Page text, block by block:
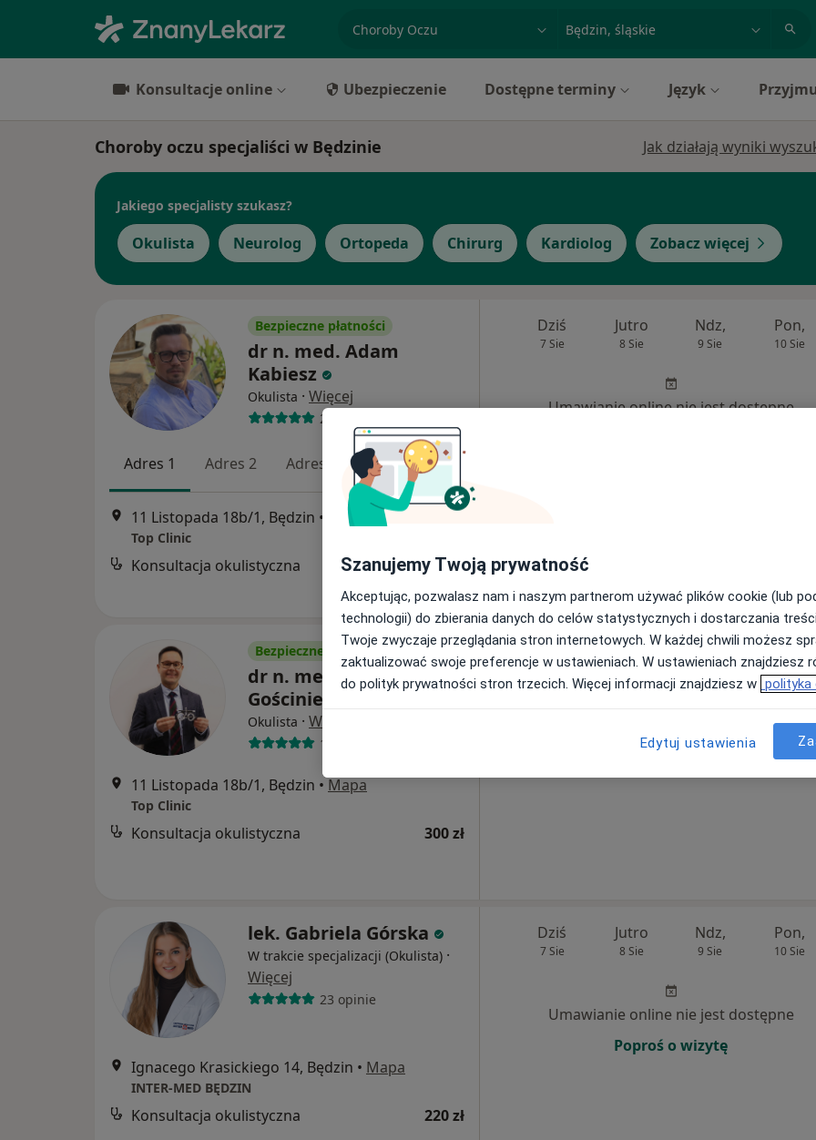
miasto lub dzielnica
Konsultacje online Ubezpieczenie Dostępne terminy Język
Choroby oczu specjaliści w Będzinie Jak działają wyniki
Jakiego specjalisty szukasz?
Okulista Neurolog Ortopeda Chirurg Kardiolog Zobacz więcej
Bezpieczne płatności
dr n. med. Adam
Kabiesz
Okulista · Więcej
29 opinii
Adres 1 Adres 2 Adres 3
11 Listopada 18b/1, Będzin • Mapa
Top Clinic
Konsultacja okulistyczna 300 zł
Dziś
7 Sie
Jutro
8 Sie
Ndz,
9 Sie
Pon,
10 Sie
Umawianie online nie jest dostępne
Bezpieczne płatności
dr n. med. Piotr
Gościniewicz
Okulista · Więcej
106 opinii
11 Listopada 18b/1, Będzin • Mapa
Top Clinic
Konsultacja okulistyczna 300 zł
Dziś
7 Sie
Jutro
8 Sie
Ndz,
9 Sie
Pon,
10 Sie
lek. Gabriela Górska
W trakcie specjalizacji (Okulista) ·
Więcej
23 opinie
Ignacego Krasickiego 14, Będzin • Mapa
INTER-MED BĘDZIN
Konsultacja okulistyczna 220 zł
Dziś
7 Sie
Jutro
8 Sie
Ndz,
9 Sie
Pon,
10 Sie
Umawianie online nie jest dostępne
Poproś o wizytę
Szanujemy Twoją prywatność
Akceptując, pozwalasz nam i naszym partnerom używać plików cookie (lub
technologii) do zbierania danych do celów statystycznych i dostarczania
Twoje zwyczaje przeglądania stron internetowych. W każdej chwili możesz
zaktualizować swoje preferencje w ustawieniach. W ustawieniach znajdziesz
do polityk prywatności stron trzecich. Więcej informacji znajdziesz w polityka
Edytuj ustawienia